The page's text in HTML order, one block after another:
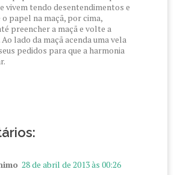
vivem tendo desentendimentos e
papel na maçã, por cima,
preencher a maçã e volte a
lado da maçã acenda uma vela
pedidos para que a harmonia
28 de abril de 2013 às 00:26